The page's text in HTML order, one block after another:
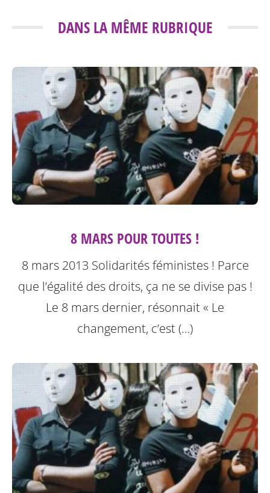
DANS LA MÊME RUBRIQUE
8 MARS POUR TOUTES !
8 mars 2013 Solidarités féministes ! Parce
que l’égalité des droits, ça ne se divise pas !
Le 8 mars dernier, résonnait « Le
changement, c’est (…)